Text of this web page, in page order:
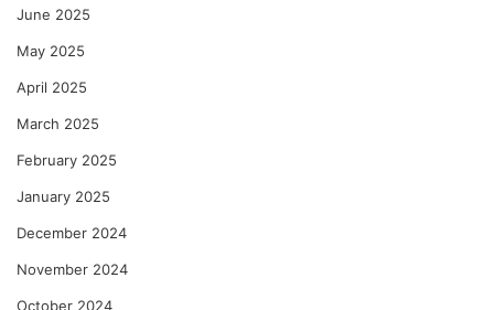
June 2025
May 2025
April 2025
March 2025
February 2025
January 2025
December 2024
November 2024
October 2024